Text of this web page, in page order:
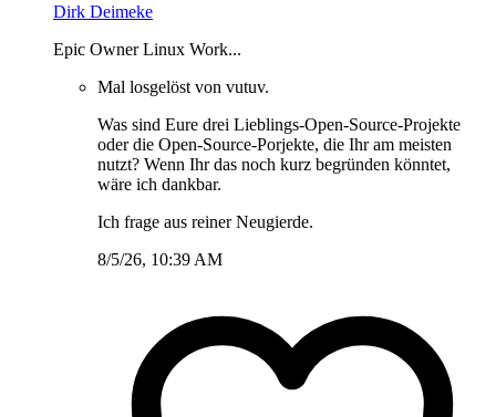
Dirk Deimeke
Epic Owner Linux Work...
Mal losgelöst von vutuv.
Was sind Eure drei Lieblings-Open-Source-Projekte
oder die Open-Source-Porjekte, die Ihr am meisten
nutzt? Wenn Ihr das noch kurz begründen könntet,
wäre ich dankbar.
Ich frage aus reiner Neugierde.
8/5/26, 10:39 AM